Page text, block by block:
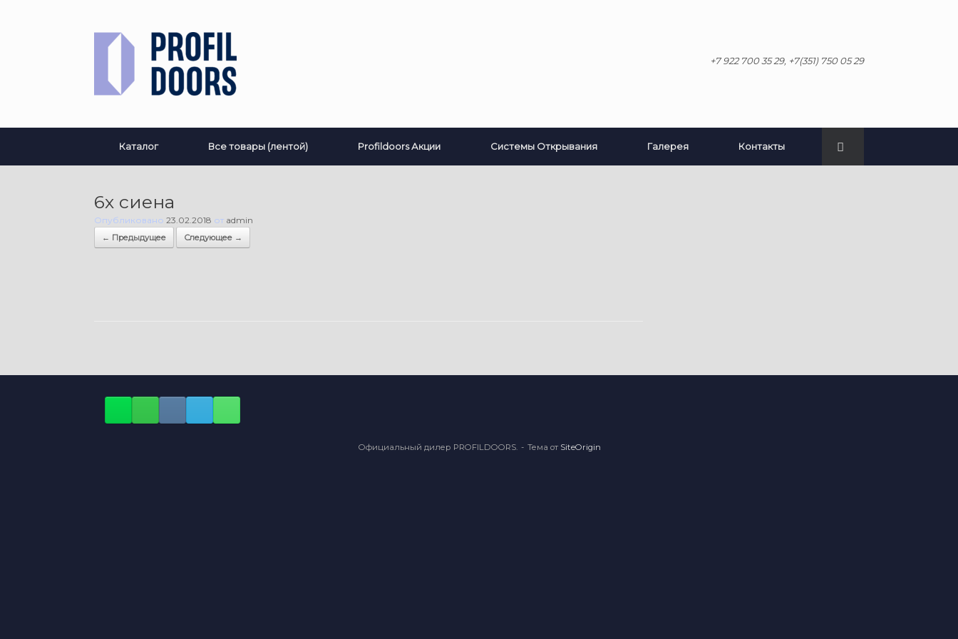
+7 922 700 35 29, +7(351) 750 05 29
Каталог Все товары (лентой) Profildoors Акции Системы Открывания Галерея Контакты
6х сиена
Опубликовано 23.02.2018 от admin
← Предыдущее Следующее →
Официальный дилер PROFILDOORS. Тема от SiteOrigin